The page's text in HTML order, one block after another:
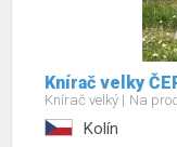
Knírač velky
Knírač velký Na
Kolín